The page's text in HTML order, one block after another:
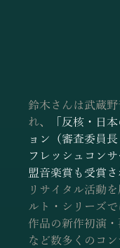
鈴木さんは武蔵
れ、
「反核・日
ョン（審査委員
フレッシュコン
盟音楽賞も受賞
リサイタル活動
ルト・シリーズ
作品の新作初演
など数多くのコン